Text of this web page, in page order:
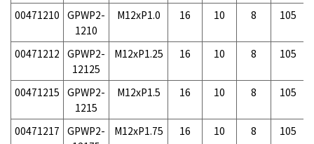
00471210 GPWP2-
1210
M12xP1.0 16 10 8 105
00471212 GPWP2-
12125
M12xP1.25 16 10 8 105
00471215 GPWP2-
1215
M12xP1.5 16 10 8 105
00471217 GPWP2-
M12xP1.75 16 10 8 105